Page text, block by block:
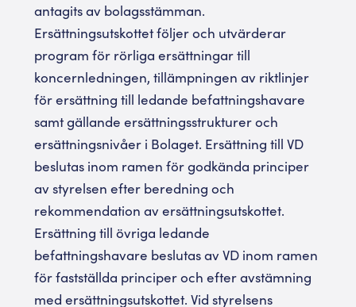
antagits av bolagsstämman.
Ersättningsutskottet följer och utvärderar
program för rörliga ersättningar till
koncernledningen, tillämpningen av riktlinjer
för ersättning till ledande befattningshavare
samt gällande ersättningsstrukturer och
ersättningsnivåer i Bolaget. Ersättning till VD
beslutas inom ramen för godkända principer
av styrelsen efter beredning och
rekommendation av ersättningsutskottet.
Ersättning till övriga ledande
befattningshavare beslutas av VD inom ramen
för fastställda principer och efter avstämning
med ersättningsutskottet. Vid styrelsens